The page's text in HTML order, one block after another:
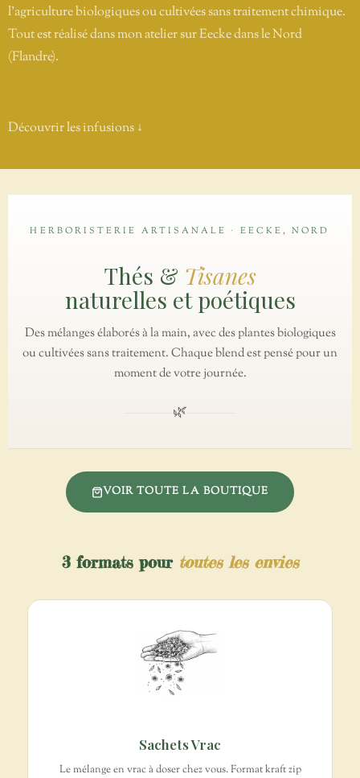
l'agriculture biologiques ou cultivées sans traitement chimique.
Tout est réalisé dans mon atelier sur Eecke dans le Nord
(Flandre).
Découvrir les infusions ↓
HERBORISTERIE ARTISANALE · EECKE, NORD
Thés & Tisanes
naturelles et poétiques
Des mélanges élaborés à la main, avec des plantes biologiques
ou cultivées sans traitement. Chaque blend est pensé pour un
moment de votre journée.
🌿
VOIR TOUTE LA BOUTIQUE
3 formats pour toutes les envies
Sachets Vrac
Le mélange en vrac à doser chez vous. Format kraft zip